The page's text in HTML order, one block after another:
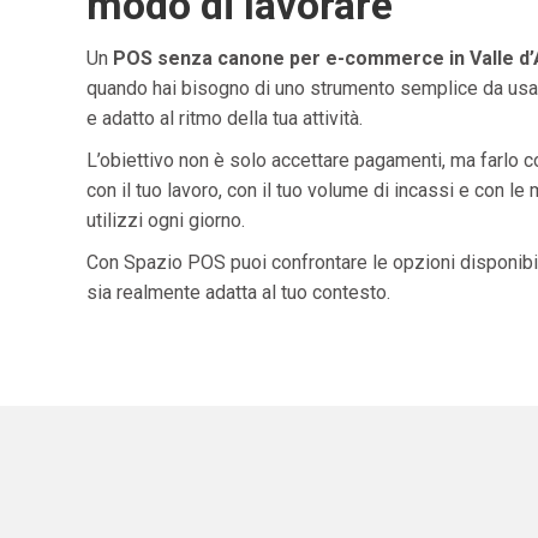
Un POS senza canone per e-commerce in Valle
quando hai bisogno di uno strumento semplice da
e adatto al ritmo della tua attività.
L’obiettivo non è solo accettare pagamenti, ma farlo
con il tuo lavoro, con il tuo volume di incassi e con le
utilizzi ogni giorno.
Con Spazio POS puoi confrontare le opzioni
sia realmente adatta al tuo contesto.